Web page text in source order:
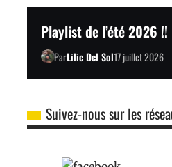
Playlist de l’été 2026 !!
ParLilie Del Sol17 juillet 2026
Suivez-nous sur les